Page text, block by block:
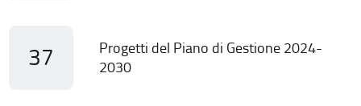
37
Progetti del Piano di Gestione 2024-
2030